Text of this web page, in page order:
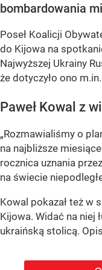
bombardowania
Poseł Koalicji
do Kijowa na
Najwyższej Ukrainy
że dotyczyło ono
Paweł Kowal z
„Rozmawialiśmy o
na najbliższe
rocznica uznania
na świecie
Kowal pokazał też w
Kijowa. Widać na niej
ukraińską stolicą.